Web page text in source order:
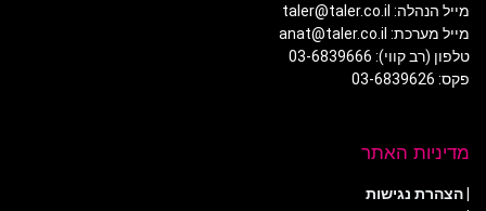
מייל הנהלה: taler@taler.co.il
מייל מערכת: anat@taler.co.il
טלפון (רב קווי): 03-6839666
פקס: 03-6839626
מדיניות האתר
|הצהרת נגישות